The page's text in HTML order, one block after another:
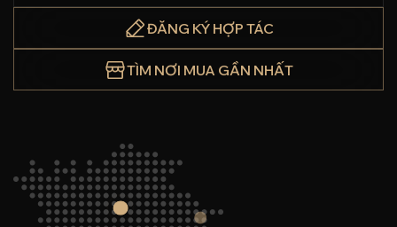
ĐĂNG KÝ HỢP TÁC
TÌM NƠI MUA GẦN NHẤT